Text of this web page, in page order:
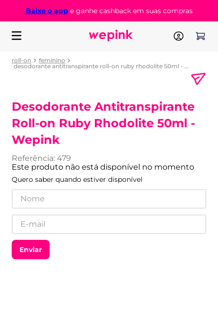
Baixe o appe ganhe cashback em suas compras
roll-on
feminino
desodorante antitranspirante roll-on ruby rhodolite 50ml - wepink
Desodorante Antitranspirante
Roll-on Ruby Rhodolite 50ml -
Wepink
Referência: 479
Este produto não está disponível no momento
Quero saber quando estiver disponível
Enviar